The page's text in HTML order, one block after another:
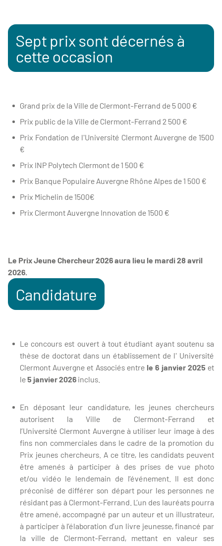
Sept prix sont décernés à
cette occasion
Grand prix de la Ville de Clermont-Ferrand de 5 000 €
Prix public de la Ville de Clermont-Ferrand 2 500 €
Prix Fondation de l'Université Clermont Auvergne de 1500
€
Prix INP Polytech Clermont de 1 500 €
Prix Banque Populaire Auvergne Rhône Alpes de 1 500 €
Prix Michelin de 1500€
Prix Clermont Auvergne Innovation de 1500 €
Le Prix Jeune Chercheur 2026 aura lieu le mardi 28 avril
2026.
Candidature
Le concours est ouvert à tout étudiant ayant soutenu sa
thèse de doctorat dans un établissement de l' Université
Clermont Auvergne et Associés entre le 6 janvier 2025et
le5 janvier 2026 inclus.
En déposant leur candidature, les jeunes chercheurs
autorisent la Ville de Clermont-Ferrand et
l’Université Clermont Auvergne à utiliser leur image à des
fins non commerciales dans le cadre de la promotion du
Prix jeunes chercheurs. A ce titre, les candidats peuvent
être amenés à participer à des prises de vue photo
et/ou vidéo le lendemain de l’événement. Il est donc
préconisé de différer son départ pour les personnes ne
résidant pas à Clermont-Ferrand. L’un des lauréats pourra
être amené, accompagné par un auteur et un illustrateur,
à participer à l’élaboration d’un livre jeunesse, financé par
la ville de Clermont-Ferrand, mettant en valeur ses